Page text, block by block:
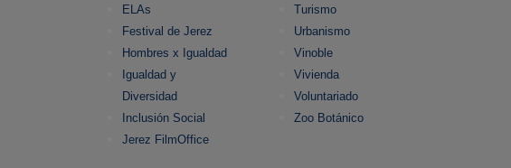
ELAs
Festival de Jerez
Hombres x Igualdad
Igualdad y
Diversidad
Inclusión Social
Jerez FilmOffice
Turismo
Urbanismo
Vinoble
Vivienda
Voluntariado
Zoo Botánico